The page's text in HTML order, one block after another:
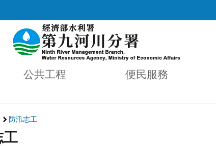
公共工程 便民服務
防汛志工
工